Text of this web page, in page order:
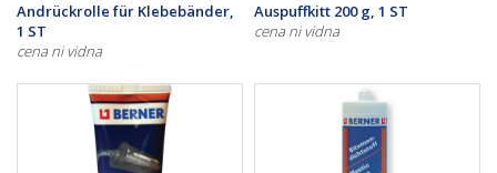
Andrückrolle für Klebebänder,
1 ST
cena ni vidna
Auspuffkitt 200 g, 1 ST
cena ni vidna